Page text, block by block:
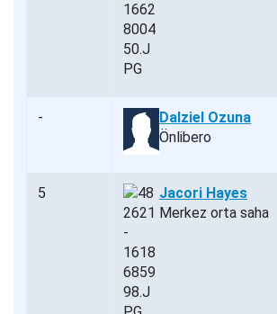
-
Dalziel Ozuna
Önlibero
5
Jacori Hayes
Merkez orta saha